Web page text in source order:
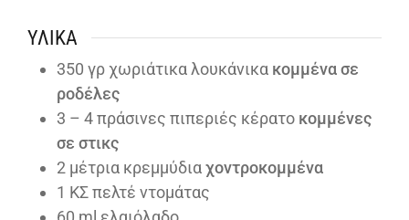
ΥΛΙΚΆ
350 γρ χωριάτικα λουκάνικα κομμένα σε
ροδέλες
3 – 4 πράσινες πιπεριές κέρατο κομμένες
σε στικς
2 μέτρια κρεμμύδιαχοντροκομμένα
1 ΚΣ πελτέ ντομάτας